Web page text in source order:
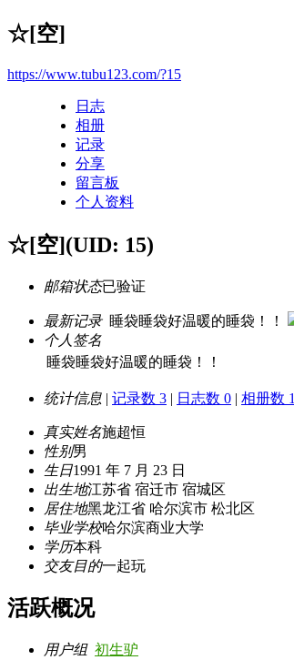
☆[空]
https://www.tubu123.com/?15
日志
相册
记录
分享
留言板
个人资料
☆[空](UID: 15)
邮箱状态已验证
最新记录 睡袋睡袋好温暖的睡袋！！
个人签名
睡袋睡袋好温暖的睡袋！！
统计信息 | 记录数 3 | 日志数 0 | 相册数 1
真实姓名施超恒
性别男
生日1991 年 7 月 23 日
出生地江苏省 宿迁市 宿城区
居住地黑龙江省 哈尔滨市 松北区
毕业学校哈尔滨商业大学
学历本科
交友目的一起玩
活跃概况
用户组 初生驴